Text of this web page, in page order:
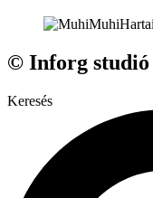
© Inforg
Keresés